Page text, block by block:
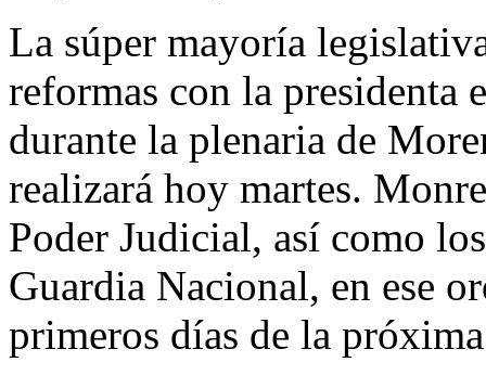
La súper mayoría
reformas con la presidenta
durante la plenaria de
realizará hoy martes.
Poder Judicial, así como
Guardia Nacional, en ese
primeros días de la